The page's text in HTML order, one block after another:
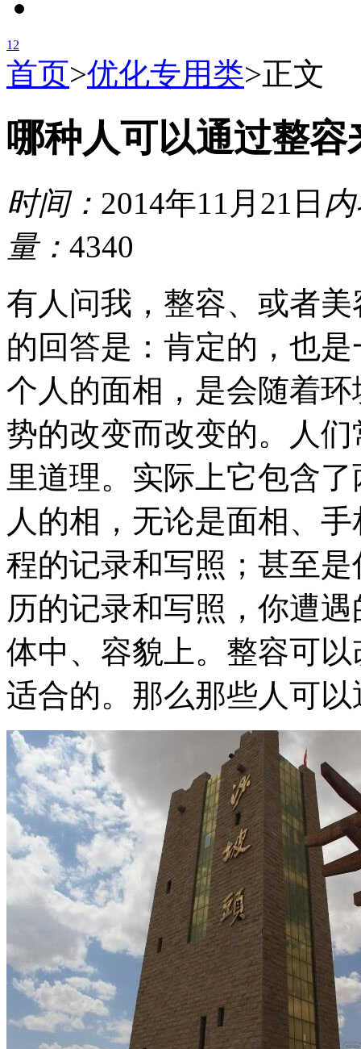
1 2
首页>优化专用类>正文
哪种人可以通过整容
时间： 2014年11月21日
量： 4340
有人问我，整容、或者
的回答是：肯定的，也
个人的面相，是会随着
势的改变而改变的。人
里道理。实际上它包含
人的相，无论是面相、
程的记录和写照；甚至
历的记录和写照，你遭
体中、容貌上。整容可
适合的。那么那些人可